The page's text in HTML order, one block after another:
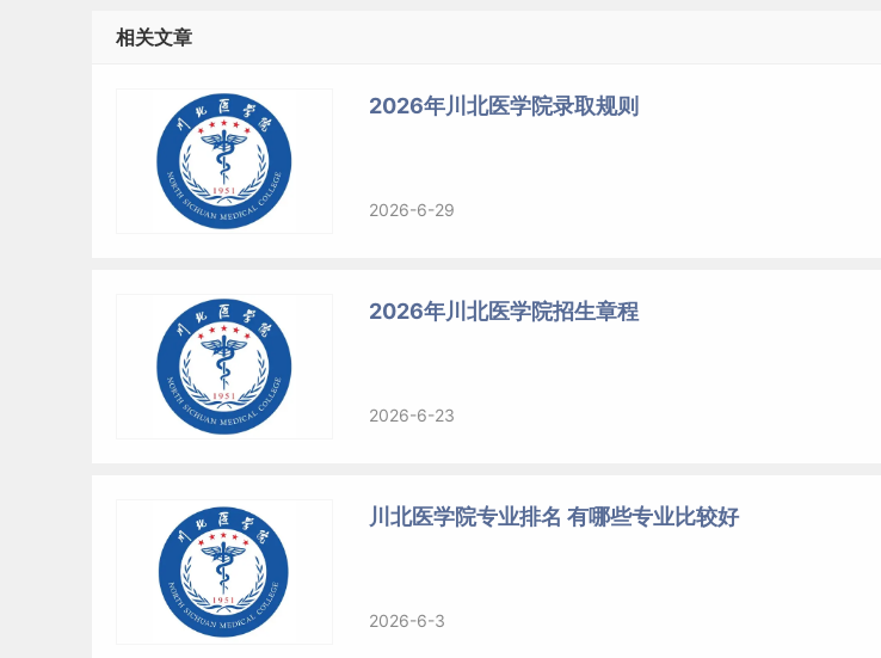
相关文章
2026年川北医学院录取规则
2026-6-29
2026年川北医学院招生章程
2026-6-23
川北医学院专业排名 有哪些专业比较好
2026-6-3